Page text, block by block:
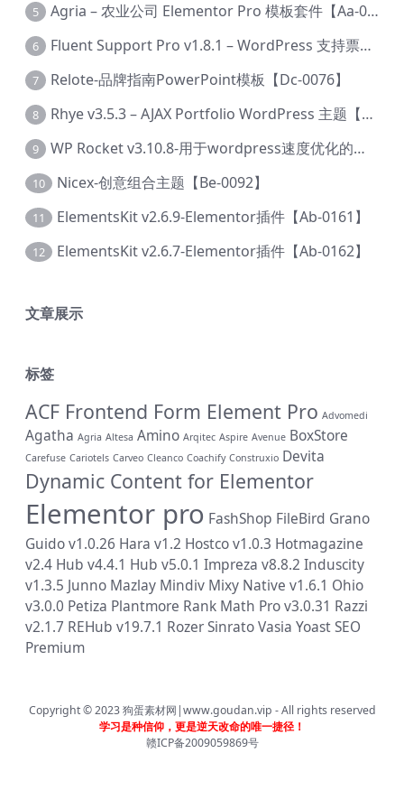
5 Agria – 农业公司 Elementor Pro 模板套件【Aa-0003】
6 Fluent Support Pro v1.8.1 – WordPress 支持票务系统【Cc-0041】
7 Relote-品牌指南PowerPoint模板【Dc-0076】
8 Rhye v3.5.3 – AJAX Portfolio WordPress 主题【Bi-0049】
9 WP Rocket v3.10.8-用于wordpress速度优化的缓存加速插件【Cd-0019】
10 Nicex-创意组合主题【Be-0092】
11 ElementsKit v2.6.9-Elementor插件【Ab-0161】
12 ElementsKit v2.6.7-Elementor插件【Ab-0162】
文章展示
标签
ACF Frontend Form Element Pro Advomedi
Agatha Agria Altesa Amino Arqitec Aspire Avenue BoxStore
Carefuse Cariotels Carveo Cleanco Coachify Construxio Devita
Dynamic Content for Elementor
Elementor pro FashShop FileBird Grano
Guido v1.0.26 Hara v1.2 Hostco v1.0.3 Hotmagazine
v2.4 Hub v4.4.1 Hub v5.0.1 Impreza v8.8.2 Induscity
v1.3.5 Junno Mazlay Mindiv Mixy Native v1.6.1 Ohio
v3.0.0 Petiza Plantmore Rank Math Pro v3.0.31 Razzi
v2.1.7 REHub v19.7.1 RozerSinratoVasia Yoast SEO
Premium
Copyright © 2023狗蛋素材网|www.goudan.vip - All rights reserved
学习是种信仰，更是逆天改命的唯一捷径！
赣ICP备2009059869号